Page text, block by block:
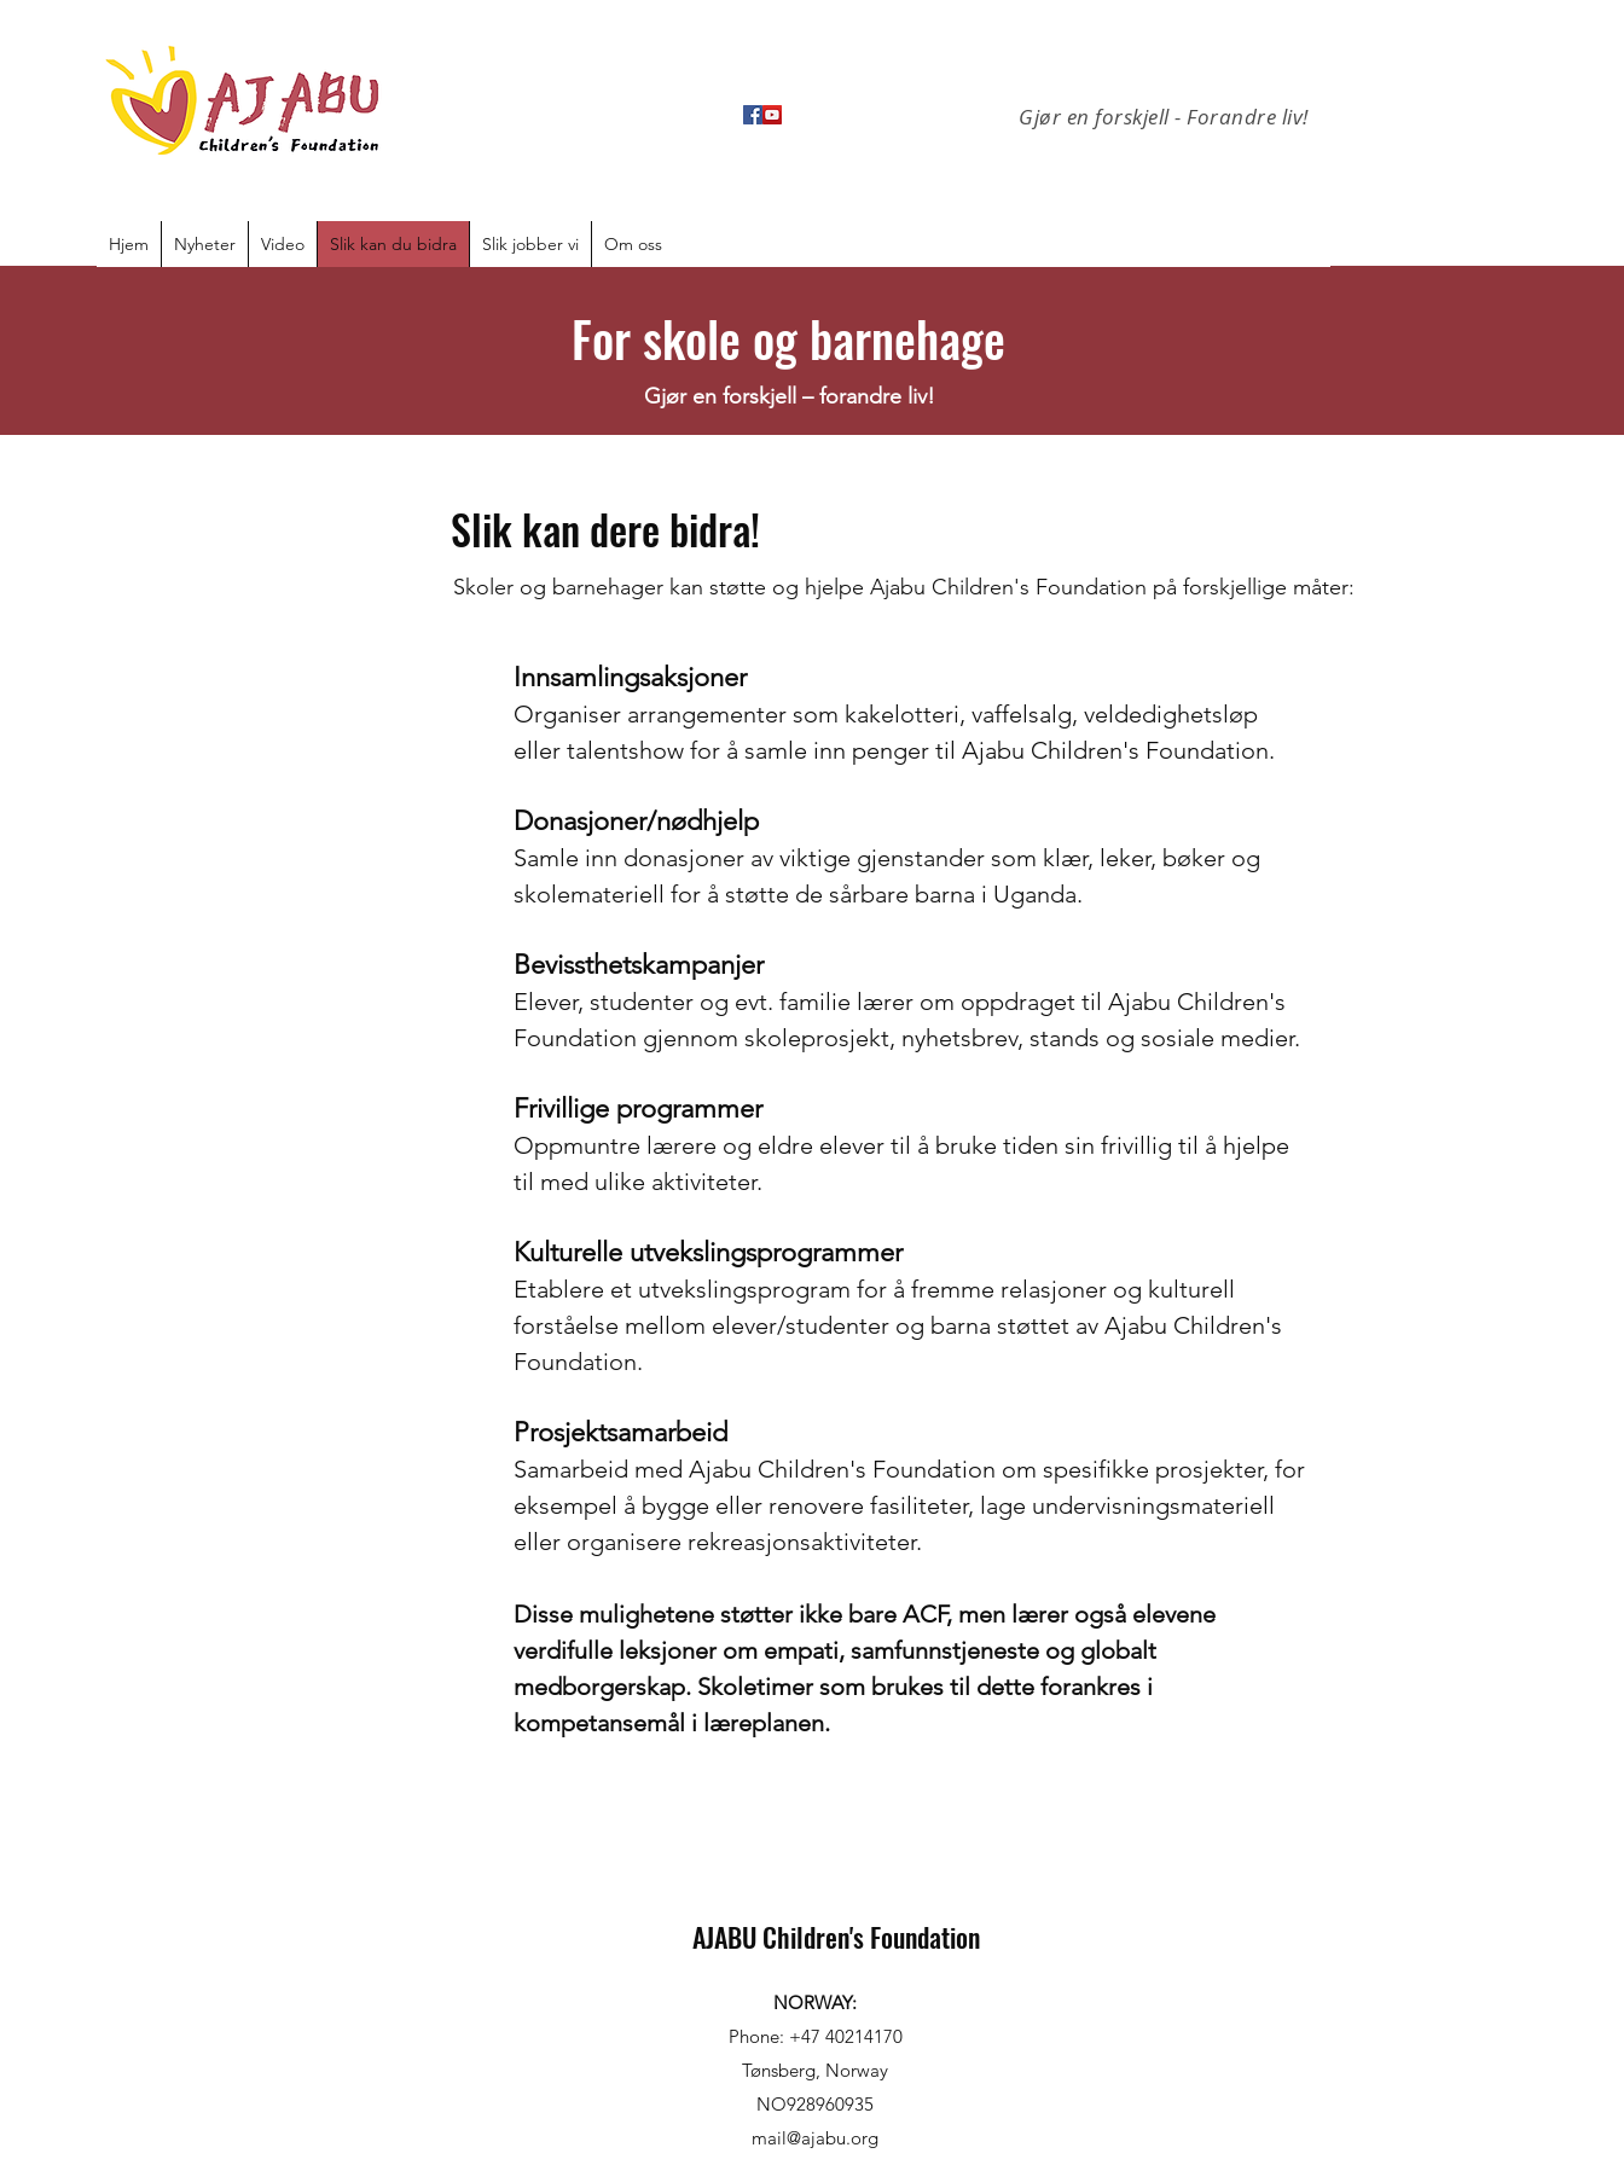
Gjør en forskjell - Forandre liv!
Hjem Nyheter Video Slik kan du bidra Slik jobber vi Om oss
For skole og barnehage
Gjør en forskjell – forandre liv!
Slik kan dere bidra!
Skoler og barnehager kan støtte og hjelpe Ajabu Children's Foundation på forskjellige måter:
Innsamlingsaksjoner
Organiser arrangementer som kakelotteri, vaffelsalg, veldedighetsløp
eller talentshow for å samle inn penger til Ajabu Children's Foundation.
Donasjoner/nødhjelp
Samle inn donasjoner av viktige gjenstander som klær, leker, bøker og
skolemateriell for å støtte de sårbare barna i Uganda.
Bevissthetskampanjer
Elever, studenter og evt. familie lærer om oppdraget til Ajabu Children's
Foundation gjennom skoleprosjekt, nyhetsbrev, stands og sosiale medier.
Frivillige programmer
Oppmuntre lærere og eldre elever til å bruke tiden sin frivillig til å hjelpe
til med ulike aktiviteter.
Kulturelle utvekslingsprogrammer
Etablere et utvekslingsprogram for å fremme relasjoner og kulturell
forståelse mellom elever/studenter og barna støttet av Ajabu Children's
Foundation.
Prosjektsamarbeid
Samarbeid med Ajabu Children's Foundation om spesifikke prosjekter, for
eksempel å bygge eller renovere fasiliteter, lage undervisningsmateriell
eller organisere rekreasjonsaktiviteter.
Disse mulighetene støtter ikke bare ACF, men lærer også elevene
verdifulle leksjoner om empati, samfunnstjeneste og globalt
medborgerskap. Skoletimer som brukes til dette forankres i
kompetansemål i læreplanen.
AJABU Children's Foundation
NORWAY:
Phone: +47 40214170
Tønsberg, Norway
NO928960935
mail@ajabu.org